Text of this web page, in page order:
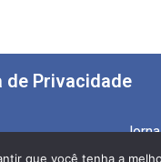
de Privacidade
que você tenha a